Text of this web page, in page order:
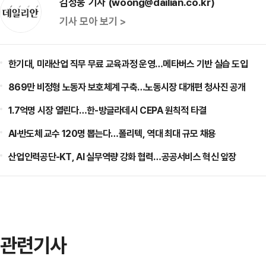
기사 모아 보기 >
한기대, 미래산업 직무 무료 교육과정 운영…메타버스 기반 실습 도입
869만 비정형 노동자 보호체계 구축…노동시장 대개편 청사진 공개
1.7억명 시장 열린다…한-방글라데시 CEPA 원칙적 타결
AI·반도체 교수 120명 뽑는다…폴리텍, 역대 최대 규모 채용
산업인력공단-KT, AI 실무역량 강화 협력…공공서비스 혁신 앞장
관련기사